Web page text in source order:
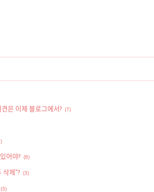
은 이제 블로그에서? (7)
어야? (8)
삭제"? (3)
(3)